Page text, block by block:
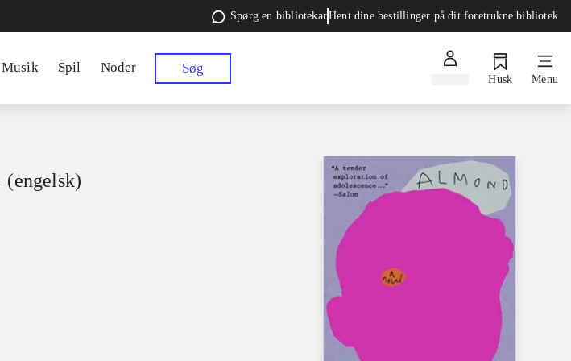
Spørg en bibliotekarHent dine bestillinger på dit foretrukne bibliotek
Musik Spil Noder Søg
Husk Menu
(engelsk)